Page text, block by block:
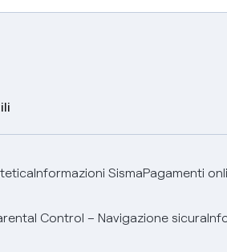
Informazioni SismaPagamenti
Control – Navigazione sicura